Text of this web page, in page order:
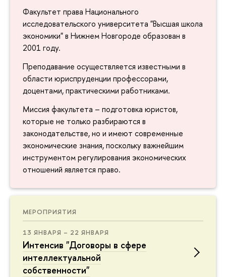
Факультет права Национального
исследовательского университета "Высшая школа
экономики" в Нижнем Новгороде образован в
2001 году.
Преподавание осуществляется известными в
области юриспруденции профессорами,
доцентами, практическими работниками.
Миссия факультета – подготовка юристов,
которые не только разбираются в
законодательстве, но и имеют современные
экономические знания, поскольку важнейшим
инструментом регулирования экономических
отношений является право.
МЕРОПРИЯТИЯ
13 ЯНВАРЯ – 22 ЯНВАРЯ
Интенсив "Договоры в сфере
интеллектуальной
собственности"